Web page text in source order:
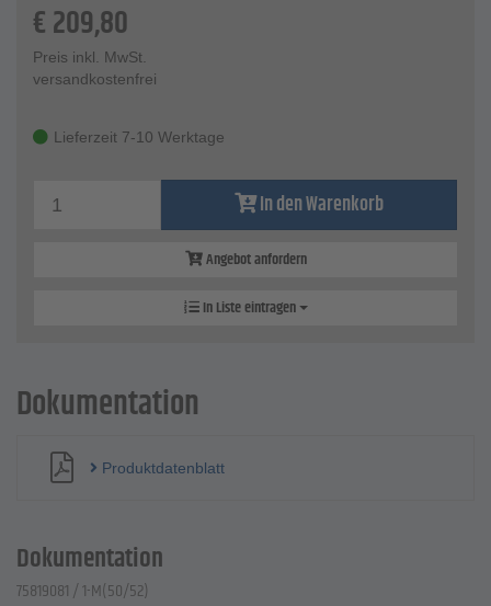
€209,80
Preis inkl. MwSt.
versandkostenfrei
Lieferzeit 7-10 Werktage
In den Warenkorb
Angebot anfordern
In Liste eintragen
Dokumentation
Produktdatenblatt
Dokumentation
75819081 / 1-M(50/52)